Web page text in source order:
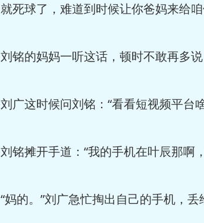
就死球了，难道到时候让你爸妈来给
刘铭的妈妈一听这话，顿时不敢再多
刘广这时候问刘铭：“看看短视频平台
刘铭摊开手道：“我的手机在叶辰那啊
“妈的。”刘广急忙掏出自己的手机，